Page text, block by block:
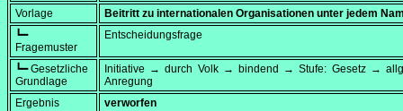
Vorlage
Beitritt zu internationalen Organisationen unter jedem
┗━
Fragemuster
Entscheidungsfrage
┗━ Gesetzliche
Grundlage
Initiative → durch Volk → bindend → Stufe: Gesetz →
Anregung
Ergebnis
verworfen